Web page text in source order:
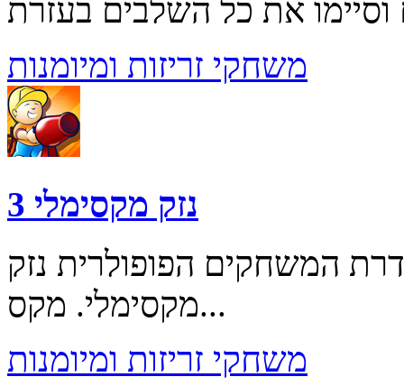
משחקי זריזות ומיומנות
נזק מקסימלי 3
המשחקים הפופולרית נזק
מקסימלי. מקס...
משחקי זריזות ומיומנות